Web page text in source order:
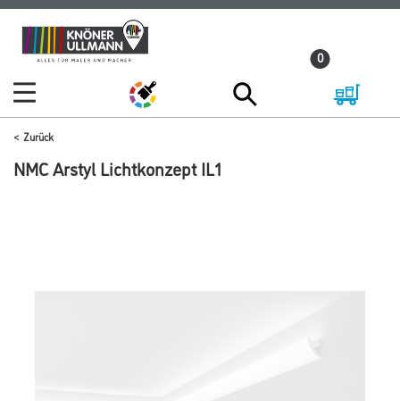
Zum
Inhalt
Zum
Navigationsmenü
0
Zurück
NMC Arstyl Lichtkonzept IL1